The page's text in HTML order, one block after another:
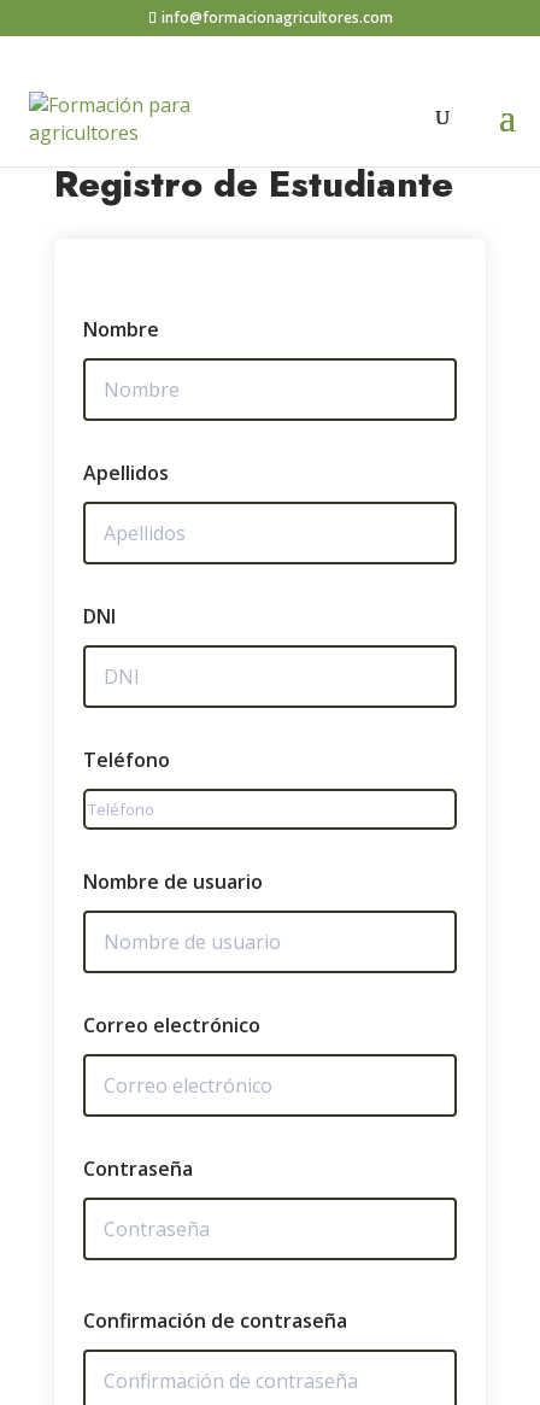
info@formacionagricultores.com
Registro de Estudiante
Nombre
Apellidos
DNI
Teléfono
Nombre de usuario
Correo electrónico
Contraseña
Confirmación de contraseña